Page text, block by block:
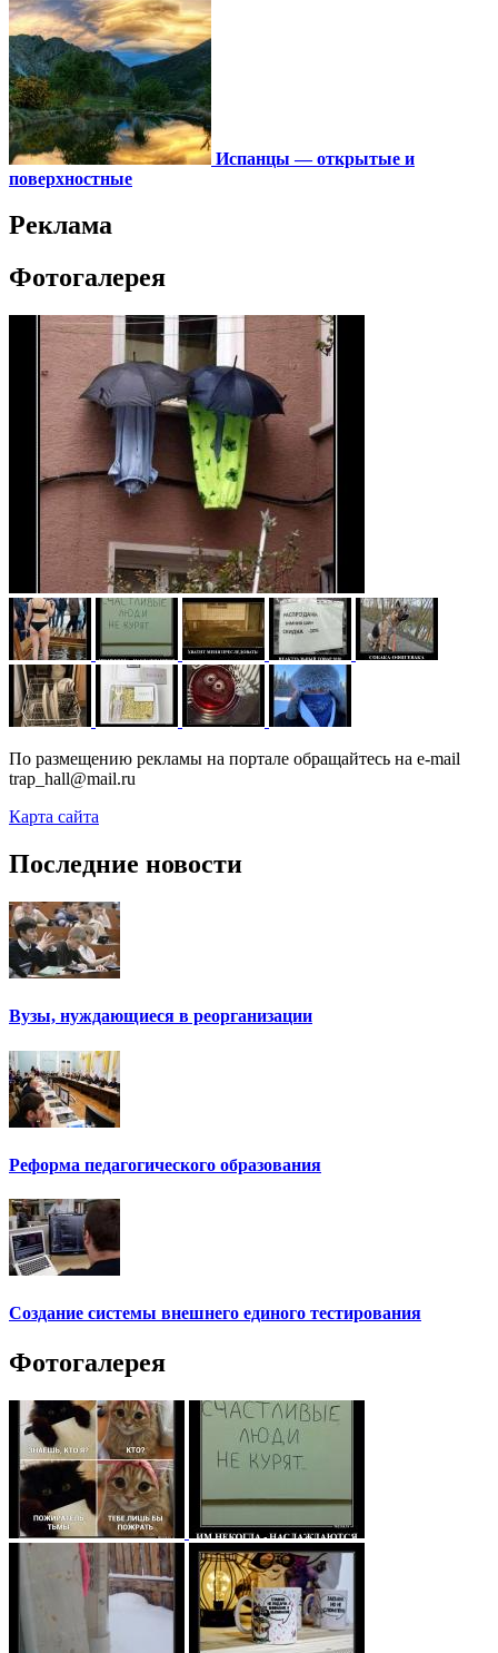
Испанцы — открытые и
поверхностные
Реклама
Фотогалерея
По размещению рекламы на портале обращайтесь на e-mail
trap_hall@mail.ru
Карта сайта
Последние новости
Вузы, нуждающиеся в реорганизации
Реформа педагогического образования
Создание системы внешнего единого тестирования
Фотогалерея